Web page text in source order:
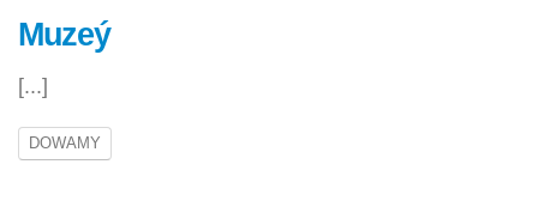
Muzeý
[...]
DOWAMY